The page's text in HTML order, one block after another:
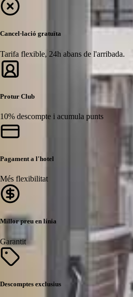
Cancel·lació gratuïta
Tarifa flexible, 24h abans de l'arribada.
Protur Club
10% descompte i acumula punts
Pagament a l'hotel
Més flexibilitat
Millor preu en línia
Garantit
Descomptes exclusius